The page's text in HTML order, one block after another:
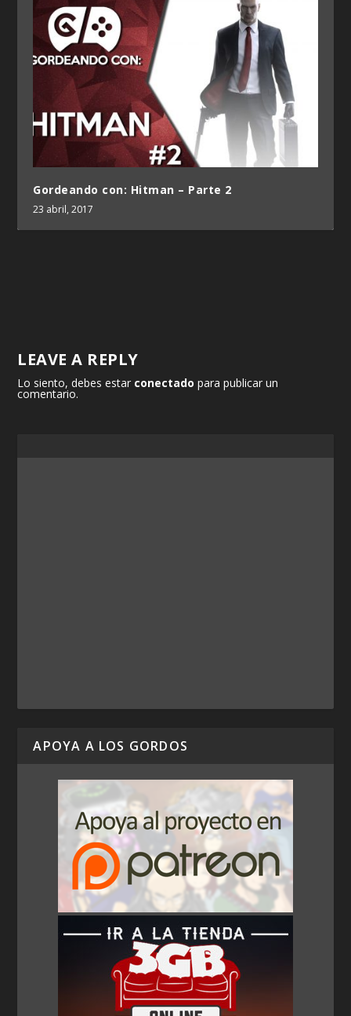
Gordeando con: Hitman – Parte 2
23 abril, 2017
LEAVE A REPLY
Lo siento, debes estar conectado para publicar un
comentario.
APOYA A LOS GORDOS